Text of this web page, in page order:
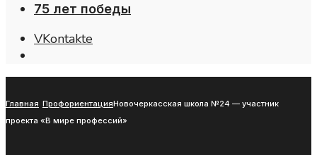
75 лет победы
VKontakte
Главная ПрофориентацияНовочеркасская школа №24 — участник
проекта «В мире профессий»